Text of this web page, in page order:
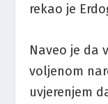
rekao je
Naveo je da
voljenom
uvjerenjem